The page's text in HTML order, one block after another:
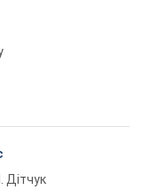
Дітчук